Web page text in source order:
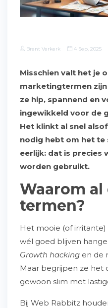
Brent Verkerk 4 Sep, 2025
Misschien valt het je
marketingtermen
ze hip, spannend en
ingewikkeld voor de
Het klinkt al snel
nodig hebt om het te
eerlijk: dat is precies
worden gebruikt.
Waarom
termen?
Het mooie (of
wél goed blijven
Growth hacking en de
Maar begrijpen ze het
gewoon slim met
Bij Web Rabbitz